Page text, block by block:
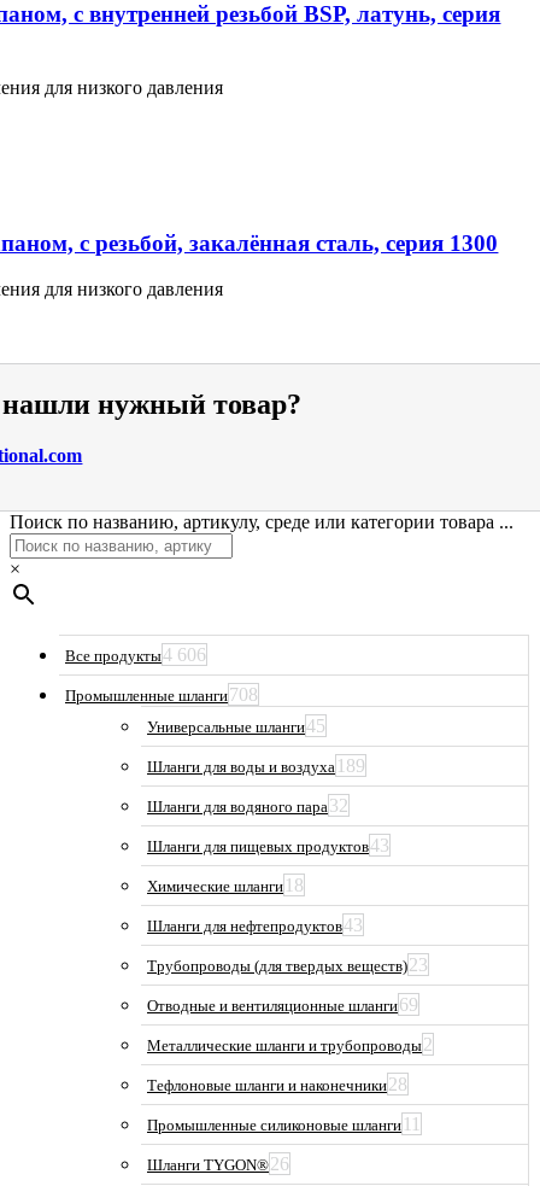
с внутренней резьбой BSP, латунь, серия
для низкого давления
с резьбой, закалённая сталь, серия 1300
для низкого давления
нужный товар?
Поиск по названию, артикулу, среде или категории товара ...
×
Все продукты4 606
Промышленные шланги708
Универсальные шланги45
Шланги для воды и воздуха 189
Шланги для водяного пара32
Шланги для пищевых продуктов43
Химические шланги 18
Шланги для нефтепродуктов43
Трубопроводы (для твердых веществ)23
Отводные и вентиляционные шланги69
Металлические шланги и трубопроводы2
Тефлоновые шланги и наконечники28
Промышленные силиконовые шланги 11
Шланги TYGON®26